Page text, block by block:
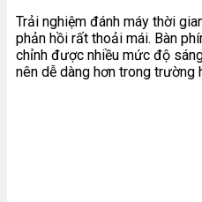
Trải nghiệm đánh máy thời
phản hồi rất thoải mái. Bàn
chỉnh được nhiều mức độ
nên dễ dàng hơn trong trường